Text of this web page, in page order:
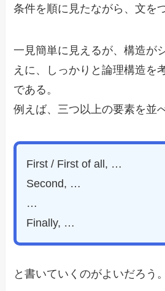
条件を順に見たながら、文を
一見簡単に見えるが、構造が
えに、しっかりと論理構造を
である。
例えば、三つ以上の要素を並
First / First of all, …
Second, …
…
Finally, …
と書いていくのがよいだろう。